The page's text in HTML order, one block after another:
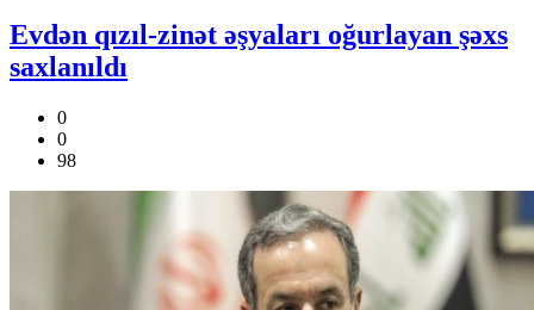
Evdən qızıl-zinət əşyaları oğurlayan şəxs
saxlanıldı
0
0
98